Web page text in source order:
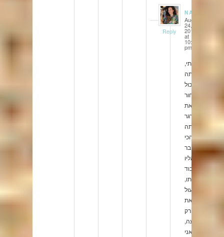
NATALIE
says: August
24,
2012
at
10:47
pm
איתי,
אתה
יכול
לבחור
את
הבורגר
שאתה
הכי
מתחבר
אליו
ולעבוד
איתו,
טבעול
זאת
רק
הצעה,
אני
Reply